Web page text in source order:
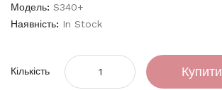
Модель: S340+
Наявність: In Stock
Кількість Купити